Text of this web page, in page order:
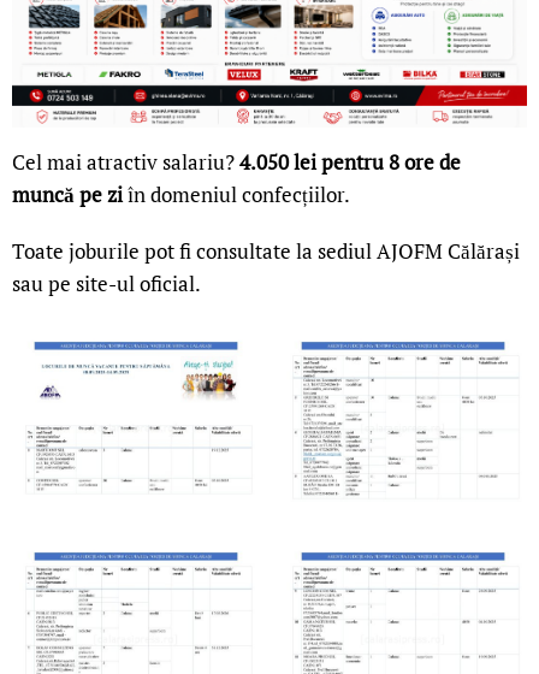
Cel mai atractiv salariu?4.050 lei pentru 8 ore de
muncă pe ziîn domeniul confecțiilor.
Toate joburile pot fi consultate la sediul AJOFM Călărași
sau pe site-ul oficial.